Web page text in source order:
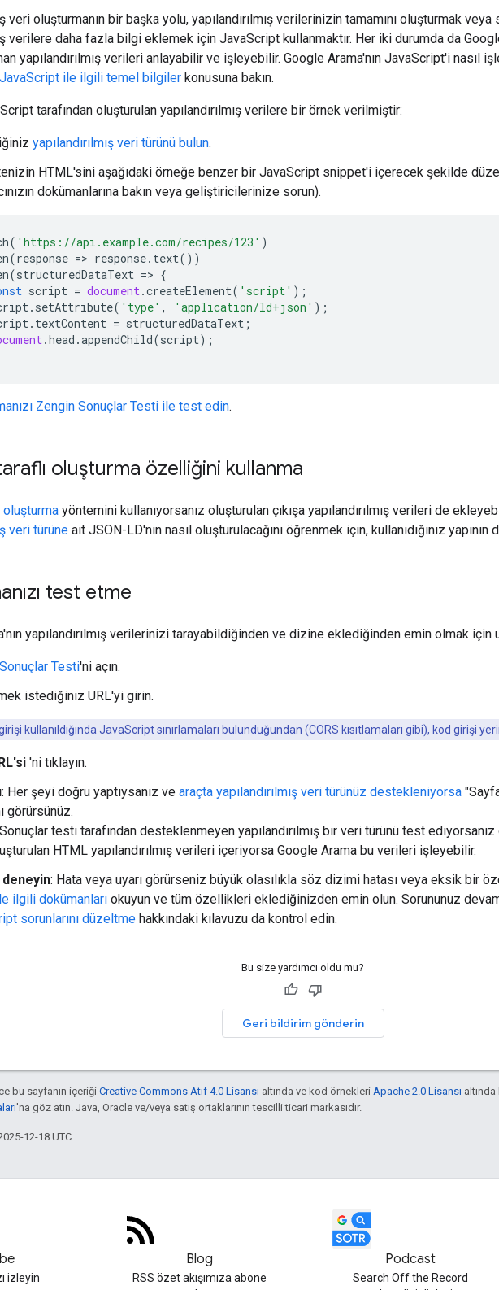
veri oluşturmanın bir başka yolu, yapılandırılmış verilerinizin tamamını oluşturmak
verilere daha fazla bilgi eklemek için JavaScript kullanmaktır. Her iki durumda da
yapılandırılmış verileri anlayabilir ve işleyebilir. Google Arama'nın JavaScript'i nasıl
JavaScript ile ilgili temel bilgiler konusuna bakın.
tarafından oluşturulan yapılandırılmış verilere bir örnek verilmiştir:
yapılandırılmış veri türünü bulun.
HTML'sini aşağıdaki örneğe benzer bir JavaScript snippet'i içerecek şekilde
dokümanlarına bakın veya geliştiricilerinize sorun).
( 'https://api.example.com/recipes/123' )
(response => response. text())
(structuredDataText => {
script = document.createElement( 'script' );
. setAttribute( 'type' , 'application/ld+json' );
. textContent = structuredDataText ;
.head .appendChild(script);
Zengin Sonuçlar Testi ile test edin.
oluşturma özelliğini kullanma
oluşturma yöntemini kullanıyorsanız oluşturulan çıkışa yapılandırılmış verileri de
veri türüne ait JSON-LD'nin nasıl oluşturulacağını öğrenmek için, kullanıdığınız yapının
test etme
yapılandırılmış verilerinizi tarayabildiğinden ve dizine eklediğinden emin olmak için
Sonuçlar Testi'ni açın.
istediğiniz URL'yi girin.
kullanıldığında JavaScript sınırlamaları bulunduğundan (CORS kısıtlamaları gibi), kod girişi
'ni tıklayın.
: Her şeyi doğru yaptıysanız ve araçta yapılandırılmış veri türünüz destekleniyorsa
görürsünüz.
Sonuçlar testi tarafından desteklenmeyen yapılandırılmış bir veri türünü test
HTML yapılandırılmış verileri içeriyorsa Google Arama bu verileri işleyebilir.
deneyin: Hata veya uyarı görürseniz büyük olasılıkla söz dizimi hatası veya eksik bir
ilgili dokümanları okuyun ve tüm özellikleri eklediğinizden emin olun. Sorununuz
sorunlarını düzeltme hakkındaki kılavuzu da kontrol edin.
Bu size yardımcı oldu mu?
Geri bildirim gönderin
bu sayfanın içeriği Creative Commons Atıf 4.0 Lisansı altında ve kod örnekleri Apache 2.0 Lisansı altında
'na göz atın. Java, Oracle ve/veya satış ortaklarının tescilli ticari markasıdır.
12-18 UTC.
izleyin
Blog
RSS özet akışımıza abone
Podcast
Search Off the Record